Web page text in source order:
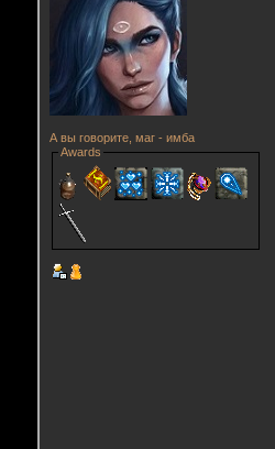
А вы говорите, маг - имба
Awards